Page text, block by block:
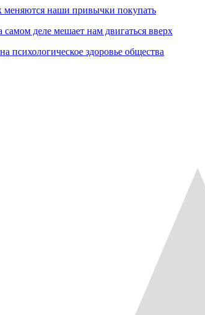
меняются наши привычки покупать
деле мешает нам двигаться вверх
психологическое здоровье общества